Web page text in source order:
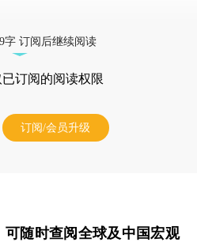
字 订阅后继续阅读
已订阅的阅读权限
订阅/会员升级
可随时查阅全球及中国宏观